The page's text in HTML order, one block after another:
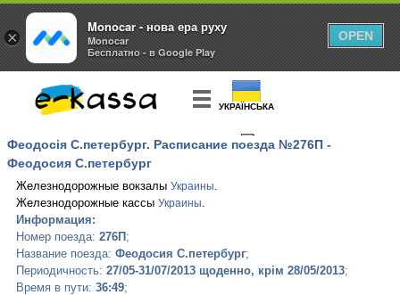
УКРАЇНСЬКА
Феодосія С.петербург. Расписание поезда №276П -
Феодосия С.петербург
Железнодорожные вокзалы Украины.
Железнодорожные кассы Украины.
Информация:
Номер поезда: 276П ;
Название поезда: Феодосия С.петербург;
Периодичность: 27/05-31/07/2013 щоденно, крім 28/05/2013;
Время в пути: 36:49;
×
Monocar - нова ера руху
Monocar
Бесплатно - в Google Play
OPEN